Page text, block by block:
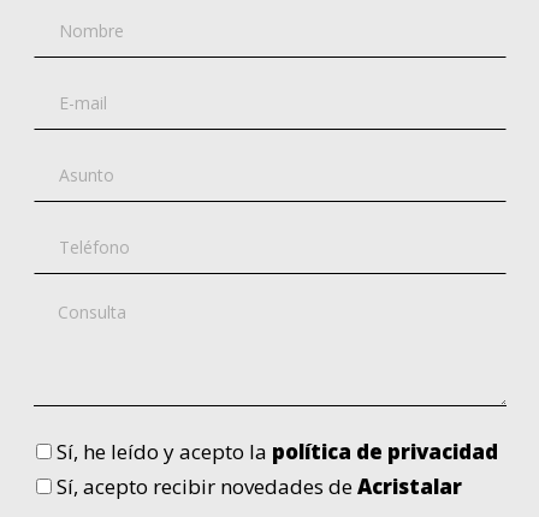
Sí, he leído y acepto la política de privacidad
Sí, acepto recibir novedades deAcristalar